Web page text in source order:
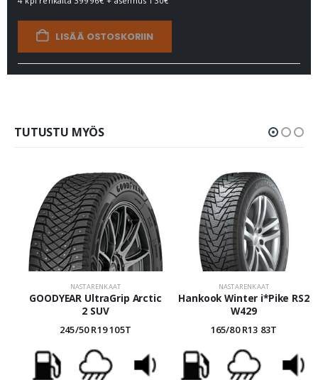
LISÄÄ OSTOSKORIIN
TUTUSTU MYÖS
NASTARENKAAT
GOODYEAR UltraGrip Arctic
2 SUV
245/50 R19 105T
NASTARENKAAT
Hankook Winter i*Pike RS2
W429
165/80 R13 83T